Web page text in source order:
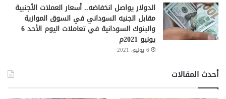
الدولار يواصل انخفاضه.. أسعار العملات الأجنبية
مقابل الجنيه السوداني في السوق الموازية
والبنوك السودانية في تعاملات اليوم الأحد 6
يونيو 2021م
6 يونيو، 2021
أحدث المقالات